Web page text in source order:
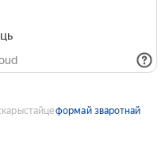
формай зваротнай